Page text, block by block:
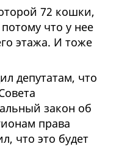
72 кошки,
что у нее
этажа. И тоже
депутатам, что
закон об
права
что это будет